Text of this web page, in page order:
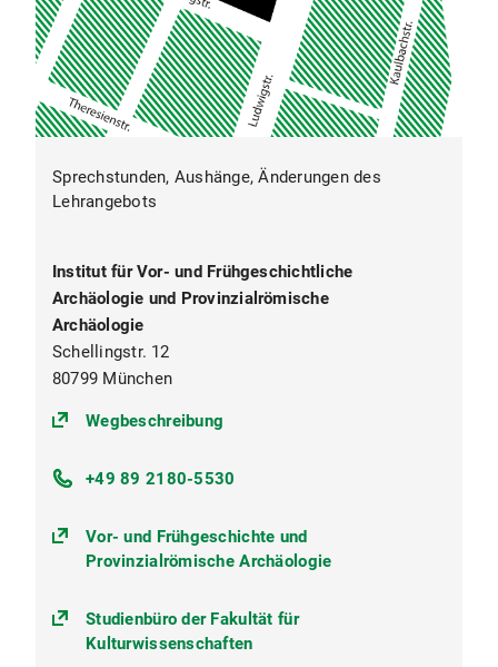
Sprechstunden, Aushänge, Änderungen des
Lehrangebots
Institut für Vor- und Frühgeschichtliche
Archäologie und Provinzialrömische
Archäologie
Schellingstr. 12
80799 München
Wegbeschreibung
+49 89 2180-5530
Vor- und Frühgeschichte und
Provinzialrömische Archäologie
Studienbüro der Fakultät für
Kulturwissenschaften